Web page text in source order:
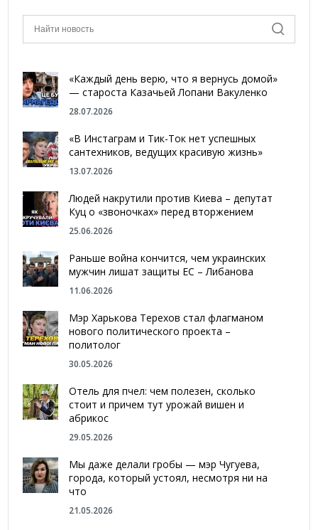
«Каждый день верю, что я вернусь домой»
— староста Казачьей Лопани Вакуленко
28.07.2026
«В Инстаграм и Тик-Ток нет успешных
сантехников, ведущих красивую жизнь»
13.07.2026
Людей накрутили против Киева – депутат
Куц о «звоночках» перед вторжением
25.06.2026
Раньше война кончится, чем украинских
мужчин лишат защиты ЕС – Либанова
11.06.2026
Мэр Харькова Терехов стал флагманом
нового политического проекта –
политолог
30.05.2026
Отель для пчел: чем полезен, сколько
стоит и причем тут урожай вишен и
абрикос
29.05.2026
Мы даже делали гробы — мэр Чугуева,
города, который устоял, несмотря ни на
что
21.05.2026